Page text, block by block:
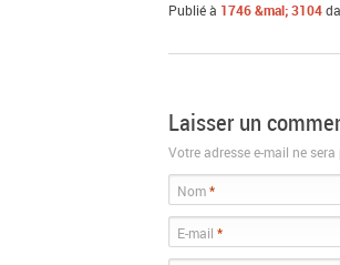
Publiéà 1746 &mal; 3104
Laisser un
Votre adresse e-mail ne
Nom*
E-mail *